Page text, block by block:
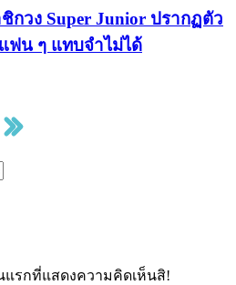
กวง Super Junior ปรากฏตัว
ฟน ๆ แทบจำไม่ได้
แรกที่แสดงความคิดเห็นสิ!